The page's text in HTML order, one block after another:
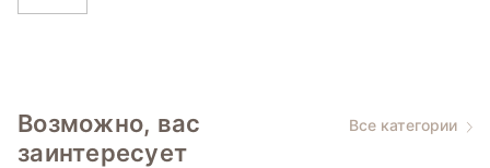
Возможно, вас
заинтересует
Все категории